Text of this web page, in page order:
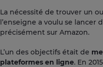
La nécessité de trouver un
l’enseigne a voulu se lancer
précisément sur Amazon.
L’un des objectifs était de
plateformes en ligne. En